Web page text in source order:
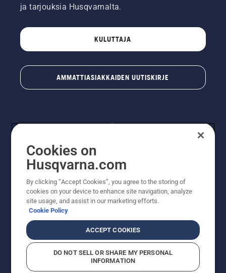
ja tarjouksia Husqvarnalta.
KULUTTAJA
AMMATTIASIAKKAIDEN UUTISKIRJE
© Husqvarna AB (publ). Kaikki oikeudet pidätetään.
Hinnat ovat suositushintoja. Varaamme oikeudet
hintamuutoksiin, kirjoitus- ja sisältövirheisiin. Sivusto
pyritään pitämään mahdollisimman ajantasaisena ja
suositushintoja (sis. alv), ellei tuotetta voi ostaa
suoraan verkkosivustoltamme.
EvästekäytäntöKäyttöehdotTietosuojailmoitusTiedot
Epäillyistä rikkomuksista ilmoittaminen
Cookies on
Husqvarna.com
By clicking “Accept Cookies”, you agree to the storing of
cookies on your device to enhance site navigation, analyze
site usage, and assist in our marketing efforts.
Cookie Policy
ACCEPT COOKIES
DO NOT SELL OR SHARE MY PERSONAL
INFORMATION